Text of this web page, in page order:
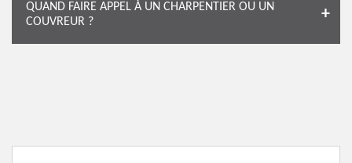
QUAND FAIRE APPEL À UN CHARPENTIER OU UN
COUVREUR ?